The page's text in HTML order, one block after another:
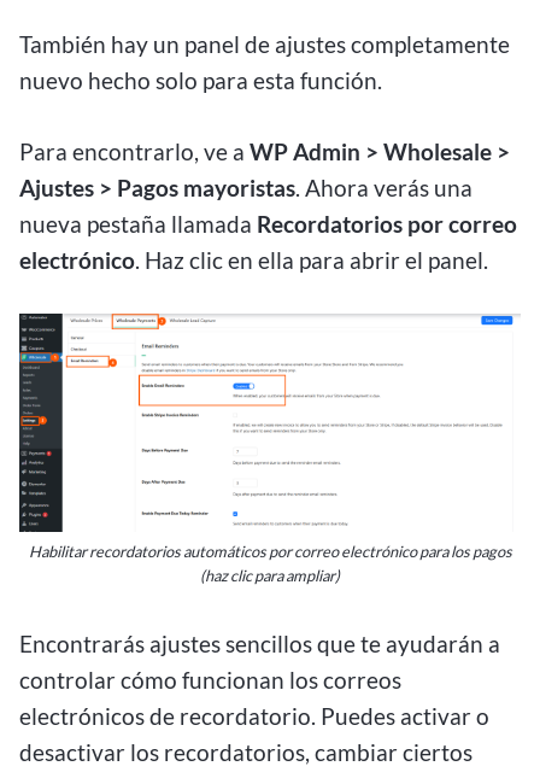
También hay un panel de ajustes completamente
nuevo hecho solo para esta función.
Para encontrarlo, ve a WP Admin > Wholesale >
Ajustes > Pagos mayoristas. Ahora verás una
nueva pestaña llamada Recordatorios por correo
electrónico. Haz clic en ella para abrir el panel.
Habilitar recordatorios automáticos por correo electrónico para los pagos
(haz clic para ampliar)
Encontrarás ajustes sencillos que te ayudarán a
controlar cómo funcionan los correos
electrónicos de recordatorio. Puedes activar o
desactivar los recordatorios, cambiar ciertos